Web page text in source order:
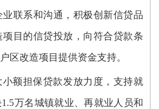
联系和沟通，积极创新信贷品
目的信贷投放，向符合贷款条
区改造项目提供资金支持。
小额担保贷款发放力度，支持就
万名城镇就业、再就业人员和